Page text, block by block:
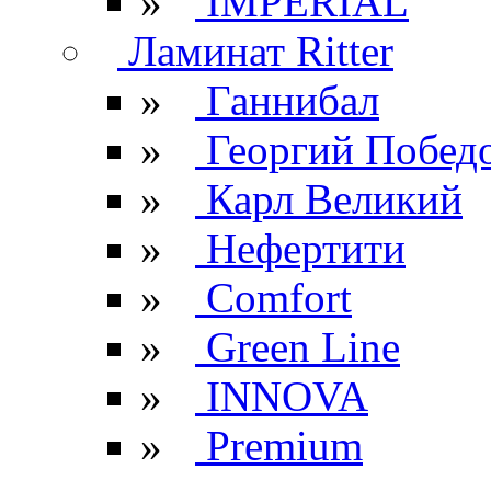
Ламинат Ritter
»
Ганнибал
»
Георгий
»
Карл Великий
»
Нефертити
»
Comfort
»
Green Line
»
INNOVA
»
Premium